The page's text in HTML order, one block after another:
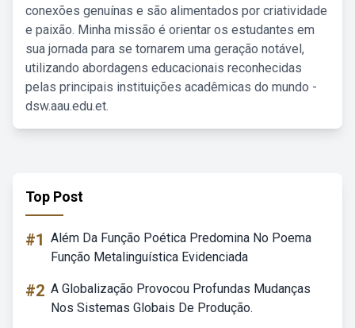
conexões genuínas e são alimentados por criatividade
e paixão. Minha missão é orientar os estudantes em
sua jornada para se tornarem uma geração notável,
utilizando abordagens educacionais reconhecidas
pelas principais instituições acadêmicas do mundo -
dsw.aau.edu.et.
Top Post
#1 Além Da Função Poética Predomina No Poema
Função Metalinguística Evidenciada
#2 A Globalização Provocou Profundas Mudanças
Nos Sistemas Globais De Produção.